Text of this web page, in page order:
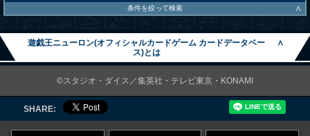
条件を絞って検索 ∧
遊戯王ニューロン(オフィシャルカードゲーム カードデータベー
ス)とは
∧
©スタジオ・ダイス／集英社・テレビ東京・KONAMI
SHARE: